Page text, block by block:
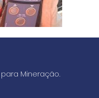
Mineração.